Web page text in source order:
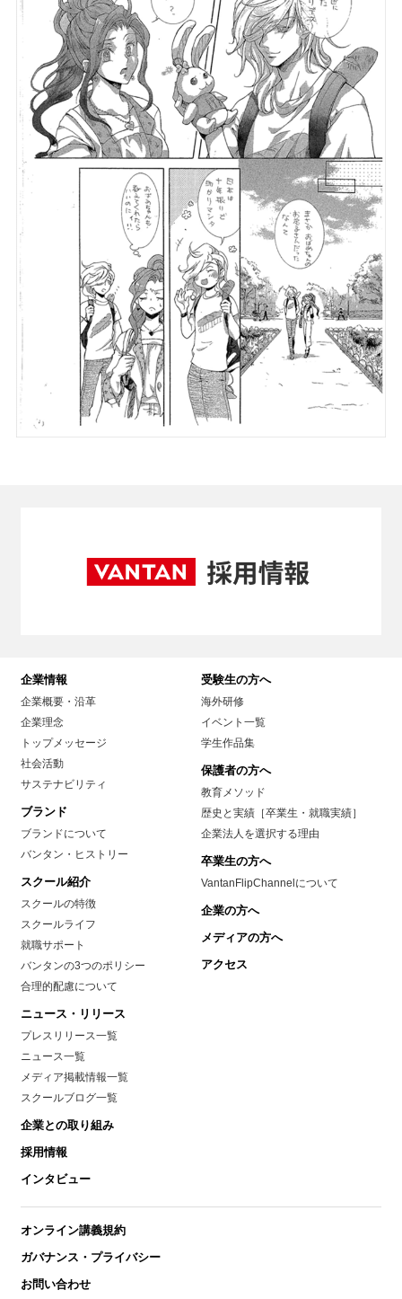
企業情報
企業概要・沿革
企業理念
トップメッセージ
社会活動
サステナビリティ
ブランド
ブランドについて
バンタン・ヒストリー
スクール紹介
スクールの特徴
スクールライフ
就職サポート
バンタンの3つのポリシー
合理的配慮について
ニュース・リリース
プレスリリース一覧
ニュース一覧
メディア掲載情報一覧
スクールブログ一覧
企業との取り組み
採用情報
インタビュー
受験生の方へ
海外研修
イベント一覧
学生作品集
保護者の方へ
教育メソッド
歴史と実績［卒業生・就職実績］
企業法人を選択する理由
卒業生の方へ
VantanFlipChannelについて
企業の方へ
メディアの方へ
アクセス
オンライン講義規約
ガバナンス・プライバシー
お問い合わせ